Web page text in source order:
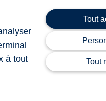
des patients
pas d’être pris en charge
dans les unités de soins
répit pour les proches
à tout
Tout
Tout